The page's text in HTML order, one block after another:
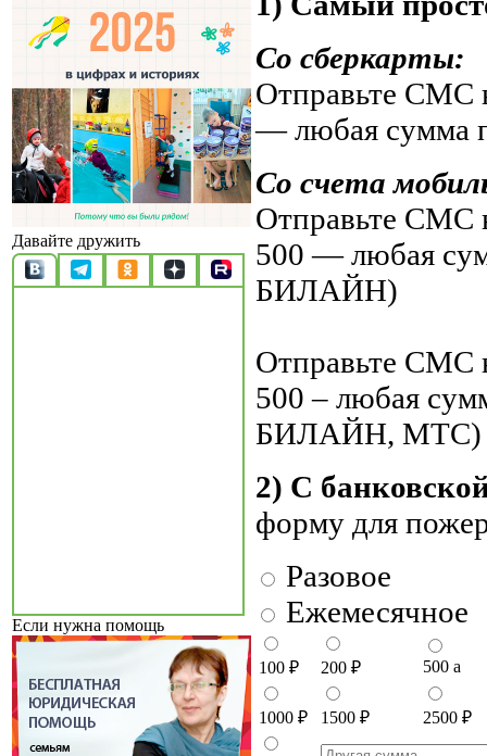
Давайте дружить
Если нужна помощь
Со сберкарты:
Отправьте СМС
— любая сумма
Со счета
Отправьте СМС
500 — любая
БИЛАЙН)
Отправьте СМС
500 – любая
БИЛАЙН, МТС)
2) С
форму для
Разовое
Ежемесячное
100 ₽ 200 ₽ 500 a
1000 ₽ 1500 ₽ 2500 ₽